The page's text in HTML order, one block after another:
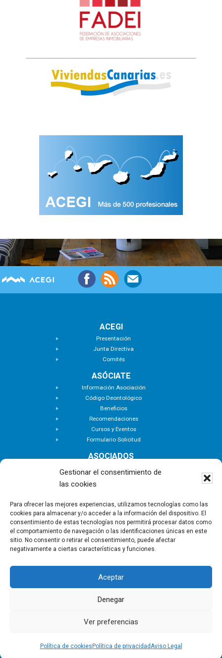
Gestionar el consentimiento de
las cookies
Para ofrecer las mejores experiencias, utilizamos tecnologías como las
cookies para almacenar y/o acceder a la información del dispositivo. El
consentimiento de estas tecnologías nos permitirá procesar datos como
el comportamiento de navegación o las identificaciones únicas en este
sitio. No consentir o retirar el consentimiento, puede afectar
negativamente a ciertas características y funciones.
Aceptar
Denegar
Ver preferencias
Política de cookies Política de privacidadAviso Legal
ACEGI
Presentación
Junta Directiva
Comités
ASÓCIATE
Información Asociación
Código Deontológico
Beneficios
Recomendaciones
Cursos y Eventos
Formulario Solicitud
ASOCIADOS
Zona Privada
ACTUALIDAD
Notas de Prensa
Noticias
Nuevas Incorporaciones
CONTACTO
Copyright © - Asociación Canaria de Empresas de
Política de privacidad
Política de Cookies